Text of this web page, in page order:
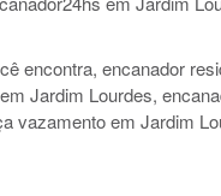
encontra, encanador
Jardim Lourdes,
vazamento em Jardim